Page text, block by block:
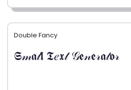
Double Fancy
𝕾𝓂𝖆𝓁𝖑 𝕿𝑒𝖝𝓉 𝒢𝖊𝓃𝖊𝓇𝖆𝓉𝖔𝓇